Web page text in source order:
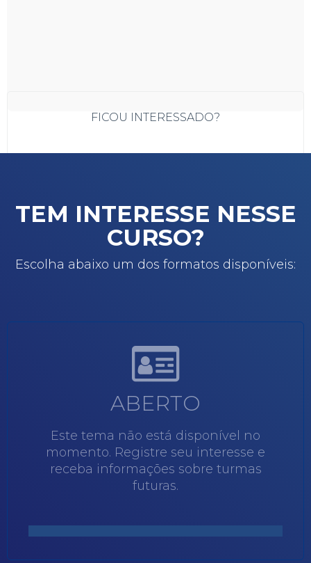
FICOU INTERESSADO?
Compartilhe esteCurso
TEM INTERESSE NESSE
CURSO?
Escolha abaixo um dos formatos disponíveis:
ABERTO
Este tema não está disponível no
momento. Registre seu interesse e
receba informações sobre turmas
futuras.